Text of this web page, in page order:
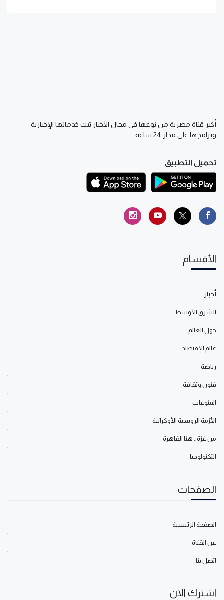
أكبر قناة مصرية من نوعها في مجال الأخبار تبث خدماتها الإخبارية
وبرامجها على مدار 24 ساعة
تحميل التطبيق
الأقسام
أخبار
الشرق الأوسط
حول العالم
عالم الاقتصاد
رياضة
فنون وثقافة
المنوعات
الأزمة الروسية الأوكرانية
من غزة.. هنا القاهرة
التكنولوجيا
الصفحات
الصفحة الرئيسية
عن القناة
اتصل بنا
اشترك الان